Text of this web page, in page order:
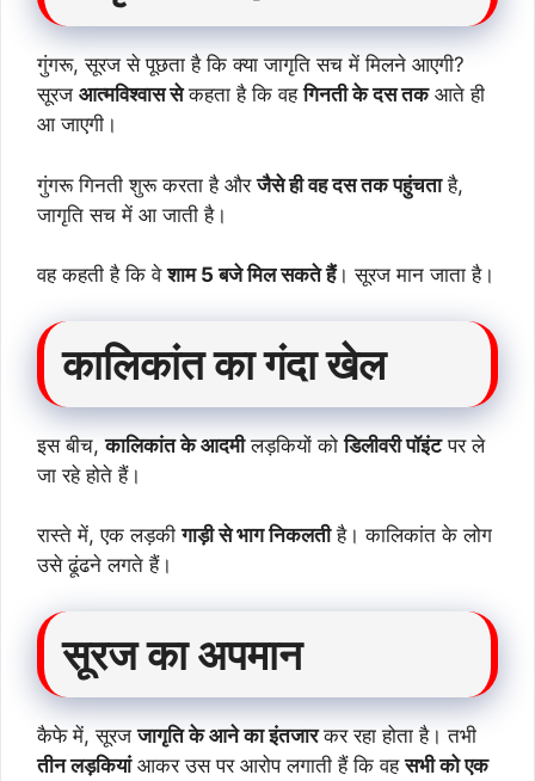
गुंगरू, सूरज से पूछता है कि क्या जागृति सच में मिलने आएगी?
सूरज आत्मविश्वास सेकहता है कि वहगिनती के दस तकआते ही
आ जाएगी।
गुंगरू गिनती शुरू करता है औरजैसे ही वह दस तक पहुंचताहै,
जागृति सच में आ जाती है।
वह कहती है कि वेशाम 5 बजे मिल सकते हैं। सूरज मान जाता है।
कालिकांत का गंदा खेल
इस बीच,कालिकांत के आदमीलड़कियों कोडिलीवरी पॉइंटपर ले
जा रहे होते हैं।
रास्ते में, एक लड़कीगाड़ी से भाग निकलतीहै। कालिकांत के लोग
उसे ढूंढने लगते हैं।
सूरज का अपमान
कैफे में, सूरजजागृति के आने का इंतजारकर रहा होता है। तभी
तीन लड़कियांआकर उस पर आरोप लगाती हैं कि वहसभी को एक